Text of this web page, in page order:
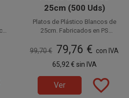
25cm (500 Uds)
Platos de Plástico Blancos de
25cm. Fabricados en PS
tamaño es llamado también
Plato de Plástico Grande.
Ideales para servir cualquier
tipo de comida.
de 500 unidades, distribuidas
en 10 paquetes de 50 unidades.
99,70 € 79,76 € con IVA
65,92 € sin IVA
Ver favorite_border